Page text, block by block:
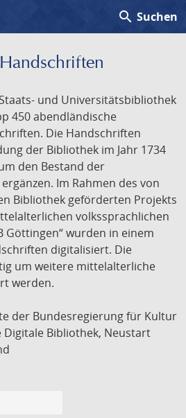
search Suchen
und Universitätsbibliothek
450 abendländische
Die Handschriften
der Bibliothek im Jahr 1734
den Bestand der
Im Rahmen des von
Bibliothek geförderten Projekts
volkssprachlichen
Göttingen“ wurden in einem
digitalisiert. Die
um weitere mittelalterliche
werden.
der Bundesregierung für Kultur
Digitale Bibliothek, Neustart